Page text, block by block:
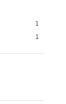
1
1